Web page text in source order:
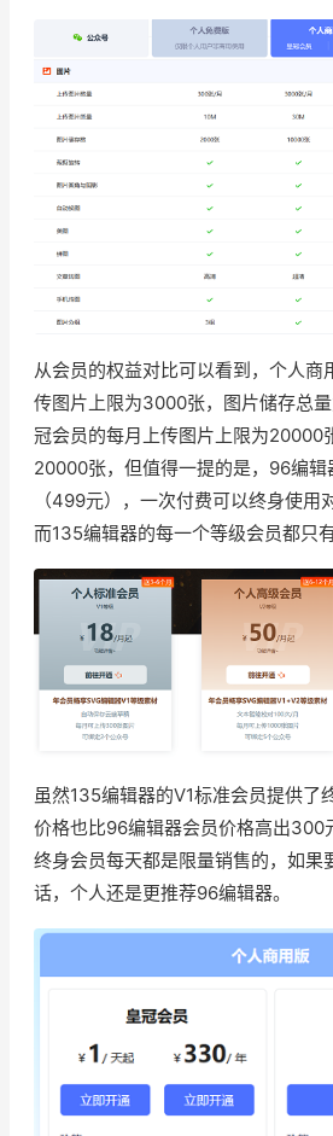
从会员的权益对比可以看到，个人商
传图片上限为3000张，图片储存总
冠会员的每月上传图片上限为20000
20000张，但值得一提的是，96编辑
（499元），一次付费可以终身使用
而135编辑器的每一个等级会员都只
虽然135编辑器的V1标准会员提供了
价格也比96编辑器会员价格高出300
终身会员每天都是限量销售的，如果
话，个人还是更推荐96编辑器。